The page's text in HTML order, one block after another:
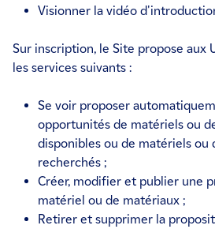
Visionner la vidéo
Sur inscription, le Site propose aux
les services suivants :
Se voir proposer
opportunités de matériels ou
disponibles ou de matériels ou
recherchés ;
Créer, modifier et publier une
matériel ou de matériaux ;
Retirer et supprimer la